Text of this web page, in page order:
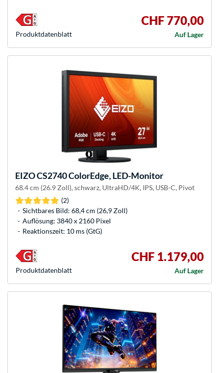
CHF 770,00
Auf Lager
Produkt­datenblatt
EIZOCS2740 ColorEdge, LED-Monitor
68.4 cm (26.9 Zoll), schwarz, UltraHD/4K, IPS, USB-C, Pivot
(2)
Sichtbares Bild: 68,4 cm (26,9 Zoll)
Auflösung: 3840 x 2160 Pixel
Reaktionszeit: 10 ms (GtG)
CHF 1.179,00
Auf Lager
Produkt­datenblatt